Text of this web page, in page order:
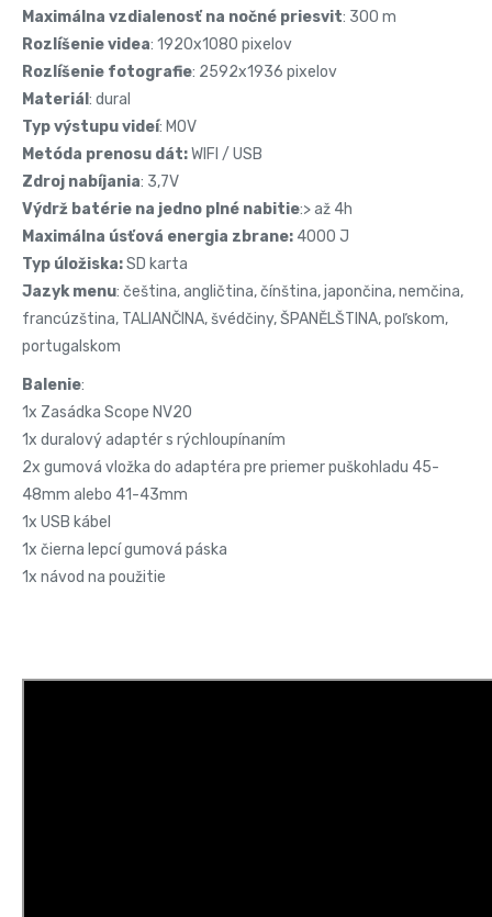
Maximálna vzdialenosť na nočné priesvit: 300 m
Rozlíšenie videa: 1920x1080 pixelov
Rozlíšenie fotografie: 2592x1936 pixelov
Materiál : dural
Typ výstupu videí: MOV
Metóda prenosu dát:WIFI / USB
Zdroj nabíjania: 3,7V
Výdrž batérie na jedno plné nabitie:> až 4h
Maximálna úsťová energia zbrane: 4000 J
Typ úložiska:SD karta
Jazyk menu: čeština, angličtina, čínština, japončina, nemčina,
francúzština, TALIANČINA, švédčiny, ŠPANĚLŠTINA, poľskom,
portugalskom
Balenie:
1x Zasádka Scope NV20
1x duralový adaptér s rýchloupínaním
2x gumová vložka do adaptéra pre priemer puškohladu 45-
48mm alebo 41-43mm
1x USB kábel
1x čierna lepcí gumová páska
1x návod na použitie